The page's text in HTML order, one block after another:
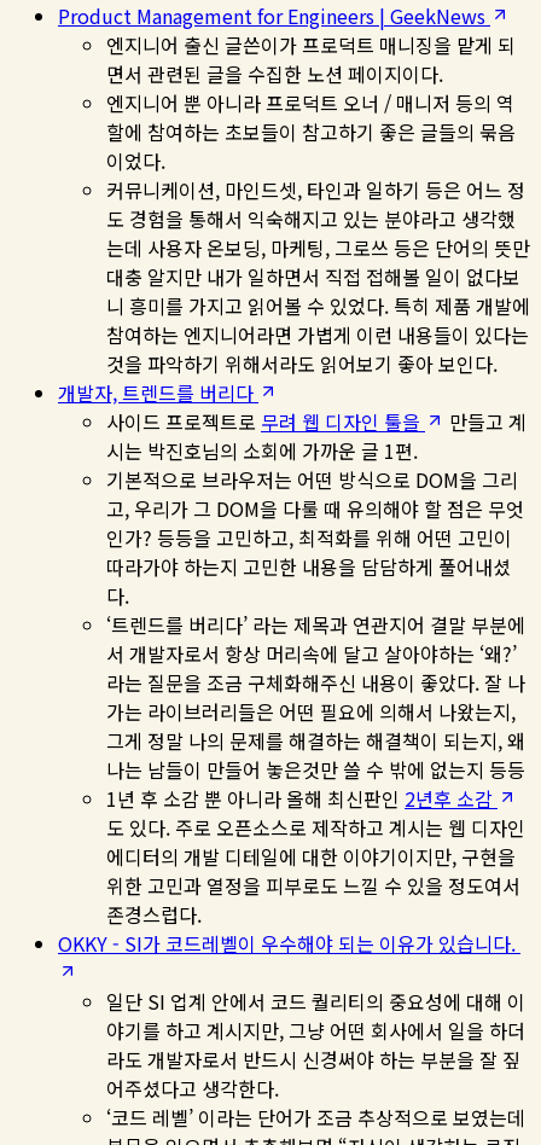
Product Management for Engineers | GeekNews
엔지니어 출신 글쓴이가 프로덕트 매니징을 맡게 되
면서 관련된 글을 수집한 노션 페이지이다.
엔지니어 뿐 아니라 프로덕트 오너 / 매니저 등의 역
할에 참여하는 초보들이 참고하기 좋은 글들의 묶음
이었다.
커뮤니케이션, 마인드셋, 타인과 일하기 등은 어느 정
도 경험을 통해서 익숙해지고 있는 분야라고 생각했
는데 사용자 온보딩, 마케팅, 그로쓰 등은 단어의 뜻만
대충 알지만 내가 일하면서 직접 접해볼 일이 없다보
니 흥미를 가지고 읽어볼 수 있었다. 특히 제품 개발에
참여하는 엔지니어라면 가볍게 이런 내용들이 있다는
것을 파악하기 위해서라도 읽어보기 좋아 보인다.
개발자, 트렌드를 버리다
사이드 프로젝트로 무려 웹 디자인 툴을
만들고 계
시는 박진호님의 소회에 가까운 글 1편.
기본적으로 브라우저는 어떤 방식으로 DOM을 그리
고, 우리가 그 DOM을 다룰 때 유의해야 할 점은 무엇
인가? 등등을 고민하고, 최적화를 위해 어떤 고민이
따라가야 하는지 고민한 내용을 담담하게 풀어내셨
다.
‘트렌드를 버리다’ 라는 제목과 연관지어 결말 부분에
서 개발자로서 항상 머리속에 달고 살아야하는 ‘왜?’
라는 질문을 조금 구체화해주신 내용이 좋았다. 잘 나
가는 라이브러리들은 어떤 필요에 의해서 나왔는지,
그게 정말 나의 문제를 해결하는 해결책이 되는지, 왜
나는 남들이 만들어 놓은것만 쓸 수 밖에 없는지 등등
1년 후 소감 뿐 아니라 올해 최신판인 2년후 소감
도 있다. 주로 오픈소스로 제작하고 계시는 웹 디자인
에디터의 개발 디테일에 대한 이야기이지만, 구현을
위한 고민과 열정을 피부로도 느낄 수 있을 정도여서
존경스럽다.
OKKY - SI가 코드레벨이 우수해야 되는 이유가 있습니다.
일단 SI 업계 안에서 코드 퀄리티의 중요성에 대해 이
야기를 하고 계시지만, 그냥 어떤 회사에서 일을 하더
라도 개발자로서 반드시 신경써야 하는 부분을 잘 짚
어주셨다고 생각한다.
‘코드 레벨’ 이라는 단어가 조금 추상적으로 보였는데